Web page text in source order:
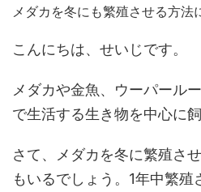
メダカを冬にも繁殖させる方法
こんにちは、せいじです。
メダカや金魚、ウーパール
で生活する生き物を中心に
さて、メダカを冬に繁殖さ
もいるでしょう。1年中繁殖